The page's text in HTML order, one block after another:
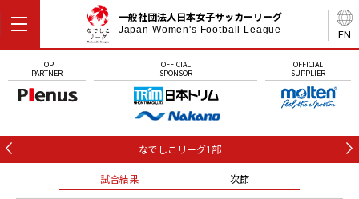
EN
一般社団法人日本女子サッカーリーグ
Japan Women's Football League
TOP
PARTNER
OFFICIAL
SPONSOR
OFFICIAL
SUPPLIER
なでしこリーグ1部
試合結果 次節